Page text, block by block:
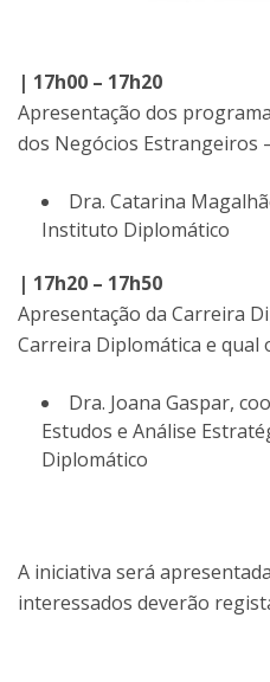
| 17h00 – 17h20
Apresentação dos
dos Negócios Estrangeiros
Dra. Catarina
Instituto Diplomático
| 17h20 – 17h50
Apresentação da Carreira
Carreira Diplomática e qual
Dra. Joana Gaspar,
Estudos e Análise
Diplomático
A iniciativa será apresentada
interessados deverão